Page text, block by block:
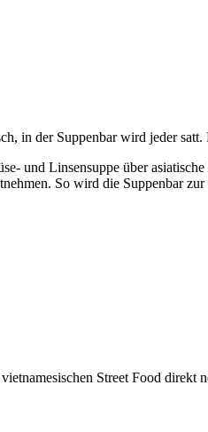
in der Suppenbar wird jeder
und Linsensuppe über
So wird die Suppenbar zur
Street Food